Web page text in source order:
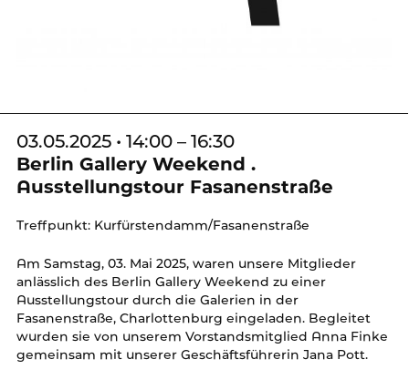
03.05.2025 • 14:00 – 16:30
Berlin Gallery Weekend .
Ausstellungstour Fasanenstraße
Treffpunkt: Kurfürstendamm/Fasanenstraße
Am Samstag, 03. Mai 2025, waren unsere Mitglieder
anlässlich des Berlin Gallery Weekend zu einer
Ausstellungstour durch die Galerien in der
Fasanenstraße, Charlottenburg eingeladen. Begleitet
wurden sie von unserem Vorstandsmitglied Anna Finke
gemeinsam mit unserer Geschäftsführerin Jana Pott.